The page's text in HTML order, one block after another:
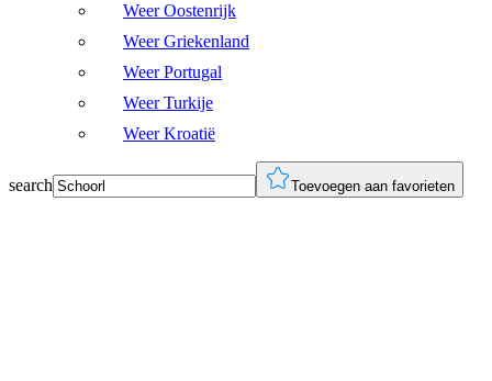
Weer Oostenrijk
Weer Griekenland
Weer Portugal
Weer Turkije
Weer Kroatië
search Toevoegen aan favorieten